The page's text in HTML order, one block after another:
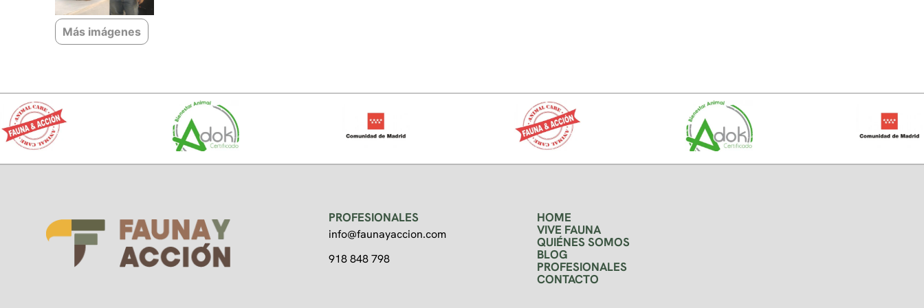
Más imágenes
PROFESIONALES
info@faunayaccion.com
918 848 798
HOME
VIVE FAUNA
QUIÉNES SOMOS
BLOG
PROFESIONALES
CONTACTO